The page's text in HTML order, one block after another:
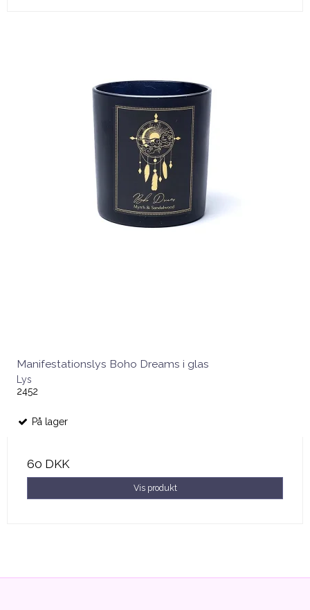
Manifestationslys Boho Dreams i glas
Lys
2452
På lager
60 DKK
Vis produkt